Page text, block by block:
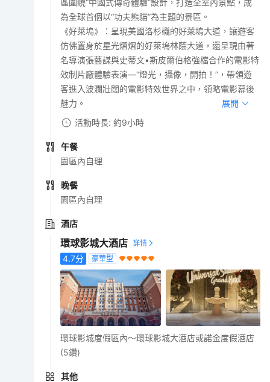
為全球首個以“功夫熊貓”為主題的景區。
《好萊塢》：呈現美國洛杉磯的好萊塢大道，讓遊客
仿佛置身於星光熠熠的好萊塢林蔭大道，還呈現由著
名導演張藝謀與史蒂文•斯皮爾伯格強檔合作的電影特
效制片廠體驗表演—“燈光，攝像，開拍！”，帶領遊
客進入波瀾壯闊的電影特效世界之中，領略電影幕後
魅力。
展開
活動時長: 約9小時
午餐
園區內自理
晚餐
園區內自理
酒店
環球影城大酒店
4.7分 豪華型
環球影城度假區內～環球影城大酒店或諾金度假酒店
(5鑽)
其他